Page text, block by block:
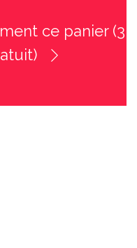
ce panier (3